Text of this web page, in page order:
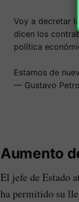
Voy a decretar
dicen los
política
Estamos de
— Gustavo
Aumento
El jefe de Estado
ha permitido su